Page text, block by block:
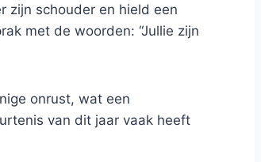
zijn schouder en hield een
met de woorden: “Jullie zijn
onrust, wat een
van dit jaar vaak heeft